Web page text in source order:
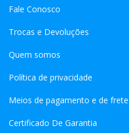
Fale Conosco
Trocas e Devoluções
Quem somos
Política de privacidade
Meios de pagamento e de frete
Certificado De Garantia